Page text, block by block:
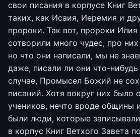
свои писания в корпусе Книг
таких, как Исаия, Иеремия и
пророки. Так вот, пророки
сотворили много чудес, про них
но что они написали, мы не
даже, писали ли они что-
случае, Промысел Божий не
писаний. Хотя вокруг них было
учеников, нечто вроде общины
были люди, которые
в корпус Книг Ветхого Завета